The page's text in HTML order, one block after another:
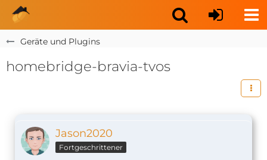
Geräte und Plugins
homebridge-bravia-tvos
Jason2020
Fortgeschrittener